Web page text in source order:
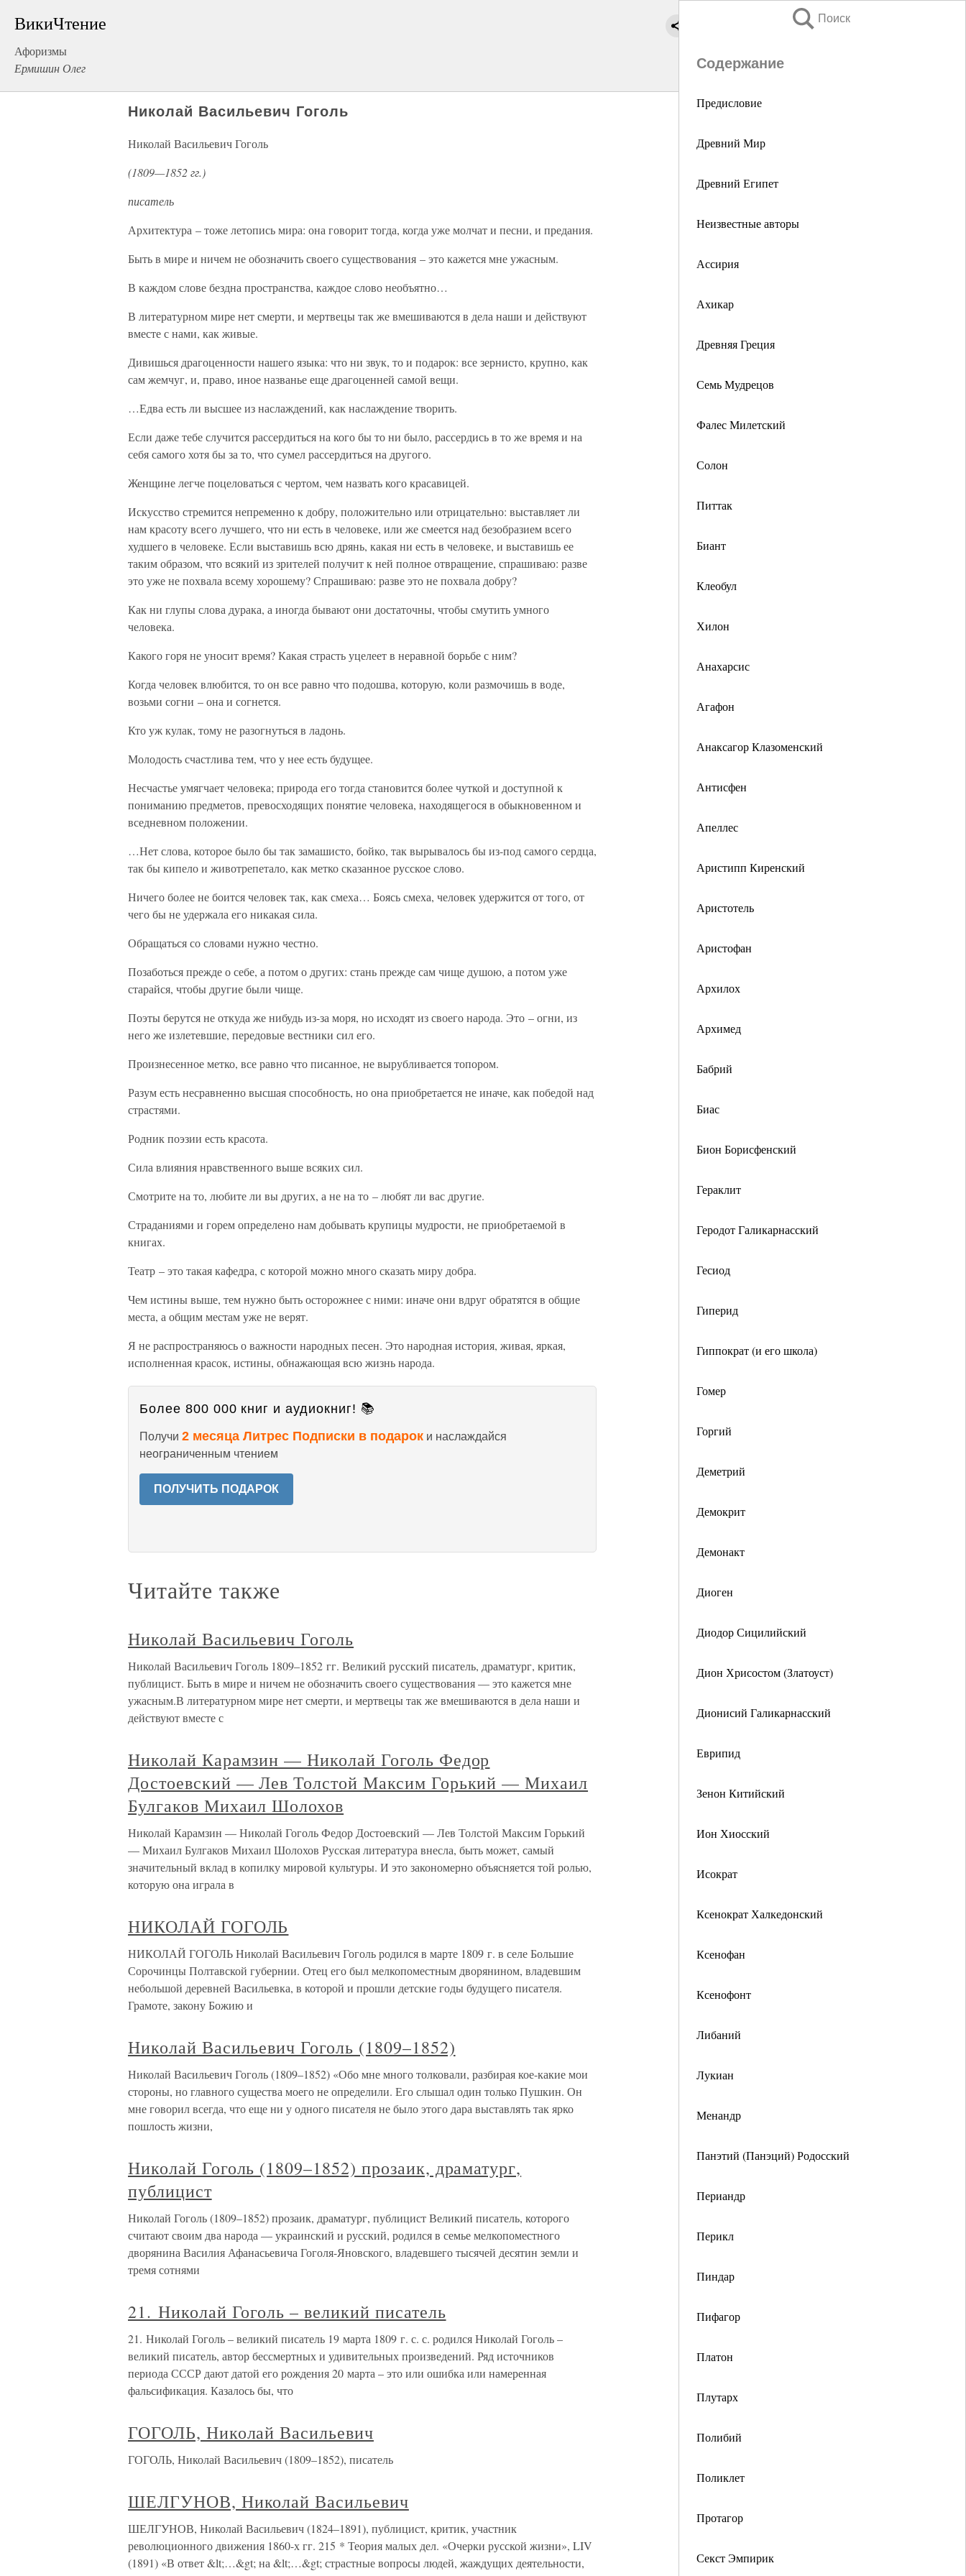
ВикиЧтение
Афоризмы
Ермишин Олег
Поиск
Содержание
Предисловие
Древний Мир
Древний Египет
Неизвестные авторы
Ассирия
Ахикар
Древняя Греция
Семь Мудрецов
Фалес Милетский
Солон
Питтак
Биант
Клеобул
Хилон
Анахарсис
Агафон
Анаксагор Клазоменский
Антисфен
Апеллес
Аристипп Киренский
Аристотель
Аристофан
Архилох
Архимед
Бабрий
Биас
Бион Борисфенский
Гераклит
Геродот Галикарнасский
Гесиод
Гиперид
Гиппократ (и его школа)
Гомер
Горгий
Деметрий
Демокрит
Демонакт
Диоген
Диодор Сицилийский
Дион Хрисостом (Златоуст)
Дионисий Галикарнасский
Еврипид
Зенон Китийский
Ион Хиосский
Исократ
Ксенократ Халкедонский
Ксенофан
Ксенофонт
Либаний
Лукиан
Менандр
Панэтий (Панэций) Родосский
Периандр
Перикл
Пиндар
Пифагор
Платон
Плутарх
Полибий
Поликлет
Протагор
Секст Эмпирик
Николай Васильевич Гоголь
Николай Васильевич Гоголь
(1809—1852 гг.)
писатель
Архитектура – тоже летопись мира: она говорит тогда, когда уже молчат и песни, и предания.
Быть в мире и ничем не обозначить своего существования – это кажется мне ужасным.
В каждом слове бездна пространства, каждое слово необъятно…
В литературном мире нет смерти, и мертвецы так же вмешиваются в дела наши и действуют
вместе с нами, как живые.
Дивишься драгоценности нашего языка: что ни звук, то и подарок: все зернисто, крупно, как
сам жемчуг, и, право, иное названье еще драгоценней самой вещи.
…Едва есть ли высшее из наслаждений, как наслаждение творить.
Если даже тебе случится рассердиться на кого бы то ни было, рассердись в то же время и на
себя самого хотя бы за то, что сумел рассердиться на другого.
Женщине легче поцеловаться с чертом, чем назвать кого красавицей.
Искусство стремится непременно к добру, положительно или отрицательно: выставляет ли
нам красоту всего лучшего, что ни есть в человеке, или же смеется над безобразием всего
худшего в человеке. Если выставишь всю дрянь, какая ни есть в человеке, и выставишь ее
таким образом, что всякий из зрителей получит к ней полное отвращение, спрашиваю: разве
это уже не похвала всему хорошему? Спрашиваю: разве это не похвала добру?
Как ни глупы слова дурака, а иногда бывают они достаточны, чтобы смутить умного
человека.
Какого горя не уносит время? Какая страсть уцелеет в неравной борьбе с ним?
Когда человек влюбится, то он все равно что подошва, которую, коли размочишь в воде,
возьми согни – она и согнется.
Кто уж кулак, тому не разогнуться в ладонь.
Молодость счастлива тем, что у нее есть будущее.
Несчастье умягчает человека; природа его тогда становится более чуткой и доступной к
пониманию предметов, превосходящих понятие человека, находящегося в обыкновенном и
вседневном положении.
…Нет слова, которое было бы так замашисто, бойко, так вырывалось бы из-под самого сердца,
так бы кипело и животрепетало, как метко сказанное русское слово.
Ничего более не боится человек так, как смеха… Боясь смеха, человек удержится от того, от
чего бы не удержала его никакая сила.
Обращаться со словами нужно честно.
Позаботься прежде о себе, а потом о других: стань прежде сам чище душою, а потом уже
старайся, чтобы другие были чище.
Поэты берутся не откуда же нибудь из-за моря, но исходят из своего народа. Это – огни, из
него же излетевшие, передовые вестники сил его.
Произнесенное метко, все равно что писанное, не вырубливается топором.
Разум есть несравненно высшая способность, но она приобретается не иначе, как победой над
страстями.
Родник поэзии есть красота.
Сила влияния нравственного выше всяких сил.
Смотрите на то, любите ли вы других, а не на то – любят ли вас другие.
Страданиями и горем определено нам добывать крупицы мудрости, не приобретаемой в
книгах.
Театр – это такая кафедра, с которой можно много сказать миру добра.
Чем истины выше, тем нужно быть осторожнее с ними: иначе они вдруг обратятся в общие
места, а общим местам уже не верят.
Я не распространяюсь о важности народных песен. Это народная история, живая, яркая,
исполненная красок, истины, обнажающая всю жизнь народа.
Более 800 000 книг и аудиокниг! 📚
Получи 2 месяца Литрес Подписки в подарок и наслаждайся
неограниченным чтением
ПОЛУЧИТЬ ПОДАРОК
Читайте также
Николай Васильевич Гоголь
Николай Васильевич Гоголь 1809–1852 гг. Великий русский писатель, драматург, критик,
публицист. Быть в мире и ничем не обозначить своего существования — это кажется мне
ужасным.В литературном мире нет смерти, и мертвецы так же вмешиваются в дела наши и
действуют вместе с
Николай Карамзин — Николай Гоголь Федор
Достоевский — Лев Толстой Максим Горький — Михаил
Булгаков Михаил Шолохов
Николай Карамзин — Николай Гоголь Федор Достоевский — Лев Толстой Максим Горький
— Михаил Булгаков Михаил Шолохов Русская литература внесла, быть может, самый
значительный вклад в копилку мировой культуры. И это закономерно объясняется той ролью,
которую она играла в
НИКОЛАЙ ГОГОЛЬ
НИКОЛАЙ ГОГОЛЬ Николай Васильевич Гоголь родился в марте 1809 г. в селе Большие
Сорочинцы Полтавской губернии. Отец его был мелкопоместным дворянином, владевшим
небольшой деревней Васильевка, в которой и прошли детские годы будущего писателя.
Грамоте, закону Божию и
Николай Васильевич Гоголь (1809–1852)
Николай Васильевич Гоголь (1809–1852) «Обо мне много толковали, разбирая кое-какие мои
стороны, но главного существа моего не определили. Его слышал один только Пушкин. Он
мне говорил всегда, что еще ни у одного писателя не было этого дара выставлять так ярко
пошлость жизни,
Николай Гоголь (1809–1852) прозаик, драматург,
публицист
Николай Гоголь (1809–1852) прозаик, драматург, публицист Великий писатель, которого
считают своим два народа — украинский и русский, родился в семье мелкопоместного
дворянина Василия Афанасьевича Гоголя-Яновского, владевшего тысячей десятин земли и
тремя сотнями
21. Николай Гоголь – великий писатель
21. Николай Гоголь – великий писатель 19 марта 1809 г. с. с. родился Николай Гоголь –
великий писатель, автор бессмертных и удивительных произведений. Ряд источников
периода СССР дают датой его рождения 20 марта – это или ошибка или намеренная
фальсификация. Казалось бы, что
ГОГОЛЬ, Николай Васильевич
ГОГОЛЬ, Николай Васильевич (1809–1852), писатель
ШЕЛГУНОВ, Николай Васильевич
ШЕЛГУНОВ, Николай Васильевич (1824–1891), публицист, критик, участник
революционного движения 1860-х гг. 215 * Теория малых дел. «Очерки русской жизни», LIV
(1891) «В ответ &lt;…&gt; на &lt;…&gt; страстные вопросы людей, жаждущих деятельности,